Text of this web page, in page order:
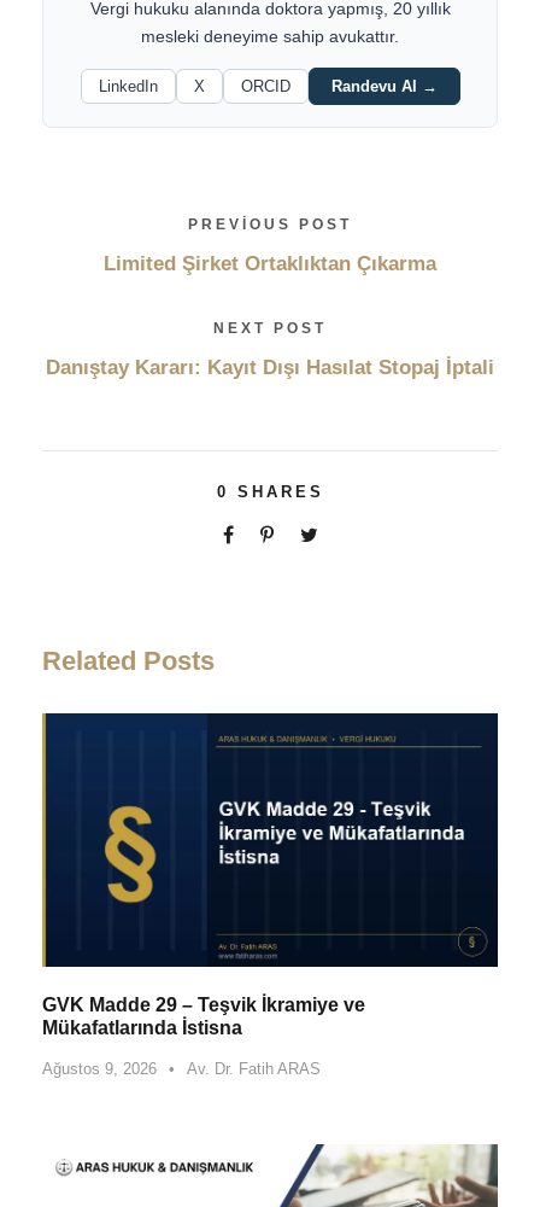
Vergi hukuku alanında doktora yapmış, 20 yıllık
mesleki deneyime sahip avukattır.
LinkedIn X ORCID Randevu Al →
PREVIOUS POST
Limited Şirket Ortaklıktan Çıkarma
NEXT POST
Danıştay Kararı: Kayıt Dışı Hasılat Stopaj İptali
0 SHARES
Related Posts
GVK Madde 29 – Teşvik İkramiye ve
Mükafatlarında İstisna
Ağustos 9, 2026 • Av. Dr. Fatih ARAS